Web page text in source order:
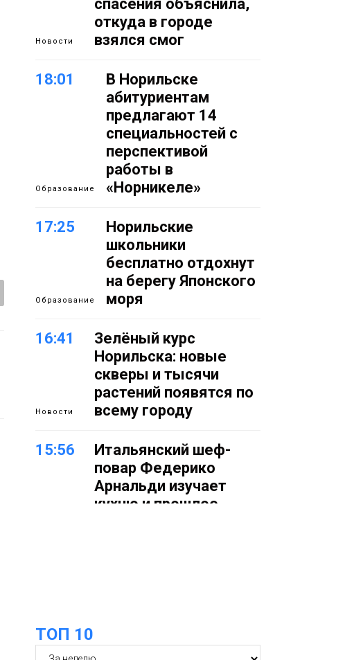
Новости
спасения объяснила,
откуда в городе
взялся смог
18:01
Образование
В Норильске
абитуриентам
предлагают 14
специальностей с
перспективой
работы в
«Норникеле»
17:25
Образование
Норильские
школьники
бесплатно отдохнут
на берегу Японского
моря
16:41
Новости
Зелёный курс
Норильска: новые
скверы и тысячи
растений появятся по
всему городу
15:56
Итальянский шеф-
повар Федерико
Арнальди изучает
кухню и прошлое
Спорт
ТОП 10